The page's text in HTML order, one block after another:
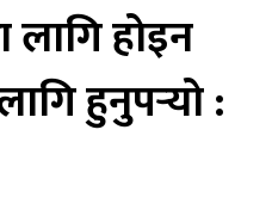
लागि होइन
हुनुपर्‍यो :